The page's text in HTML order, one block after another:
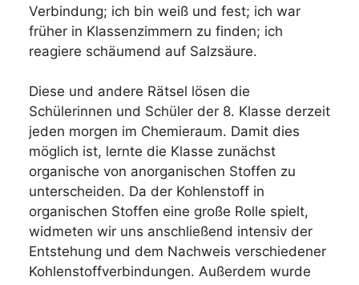
Verbindung; ich bin weiß und fest; ich war
früher in Klassenzimmern zu finden; ich
reagiere schäumend auf Salzsäure.
Diese und andere Rätsel lösen die
Schülerinnen und Schüler der 8. Klasse derzeit
jeden morgen im Chemieraum. Damit dies
möglich ist, lernte die Klasse zunächst
organische von anorganischen Stoffen zu
unterscheiden. Da der Kohlenstoff in
organischen Stoffen eine große Rolle spielt,
widmeten wir uns anschließend intensiv der
Entstehung und dem Nachweis verschiedener
Kohlenstoffverbindungen. Außerdem wurde